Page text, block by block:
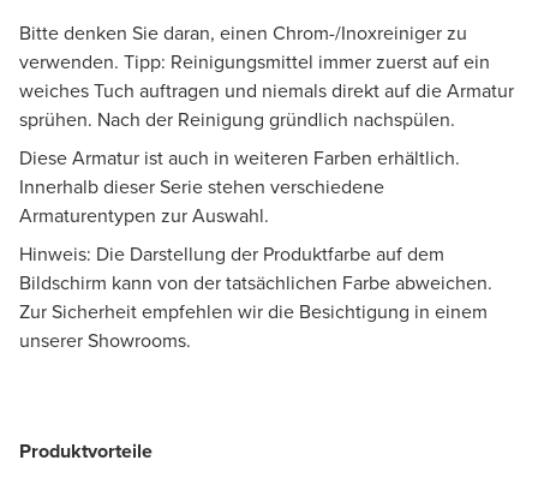
Bitte denken Sie daran, einen Chrom-/Inoxreiniger zu
verwenden. Tipp: Reinigungsmittel immer zuerst auf ein
weiches Tuch auftragen und niemals direkt auf die Armatur
sprühen. Nach der Reinigung gründlich nachspülen.
Diese Armatur ist auch in weiteren Farben erhältlich.
Innerhalb dieser Serie stehen verschiedene
Armaturentypen zur Auswahl.
Hinweis: Die Darstellung der Produktfarbe auf dem
Bildschirm kann von der tatsächlichen Farbe abweichen.
Zur Sicherheit empfehlen wir die Besichtigung in einem
unserer Showrooms.
Produktvorteile